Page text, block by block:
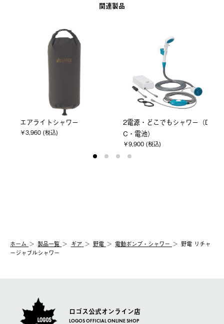
関連製品
エアライトシャワー
￥3,960 (税込)
2電源・どこでもシャワー（D
C・電池）
￥9,900 (税込)
ホーム 製品⼀覧 ギア 野電 電動ポンプ・シャワー
野電 リチャ
ージャブルシャワー
ロゴス公式オンライン店
LOGOS OFFICIAL ONLINE SHOP